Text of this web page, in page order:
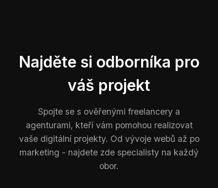
Najděte si odborníka pro
váš projekt
Spojte se s ověřenými freelancery a
agenturami, kteří vám pomohou realizovat
vaše digitální projekty. Od vývoje webů až po
marketing - najdete zde specialisty na každý
obor.